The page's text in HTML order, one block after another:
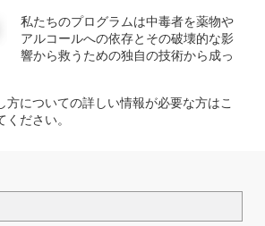
私たちのプログラムは中毒者を薬物や
アルコールへの依存とその破壊的な影
響から救うための独自の技術から成っ
方についての詳しい情報が必要な方はこ
ださい。